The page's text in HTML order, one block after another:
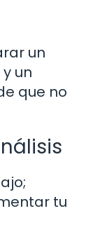
un
un
que no
tu